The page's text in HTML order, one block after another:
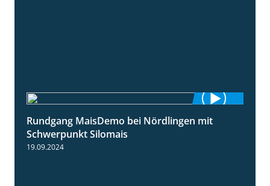
10:51
Rundgang MaisDemo bei Nördlingen mit
Schwerpunkt Silomais
19.09.2024